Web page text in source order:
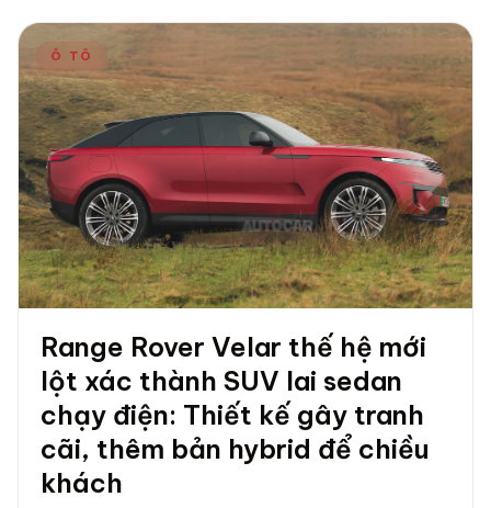
Ô TÔ
Range Rover Velar thế hệ mới
lột xác thành SUV lai sedan
chạy điện: Thiết kế gây tranh
cãi, thêm bản hybrid để chiều
khách